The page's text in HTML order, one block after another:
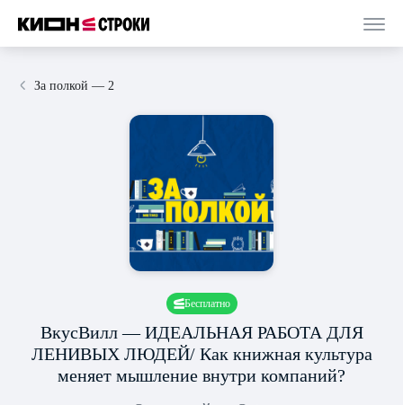
За полкой — 2
Бесплатно
ВкусВилл — ИДЕАЛЬНАЯ РАБОТА ДЛЯ
ЛЕНИВЫХ ЛЮДЕЙ/ Как книжная культура
меняет мышление внутри компаний?